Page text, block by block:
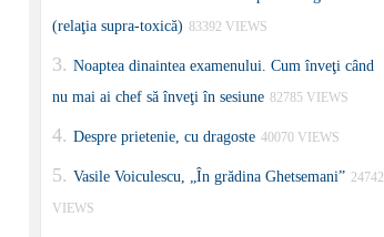
(relaţia supra-toxică) 83392 VIEWS
Noaptea dinaintea examenului. Cum înveţi când
nu mai ai chef să înveţi în sesiune 82785 VIEWS
Despre prietenie, cu dragoste 40070 VIEWS
Vasile Voiculescu, „În grădina Ghetsemani” 24742
VIEWS